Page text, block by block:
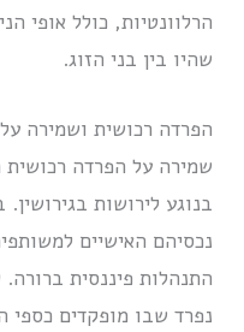
הרלוונטיות, כולל אופי
שהיו בין בני הזוג.
הפרדה רכושית ושמירה על
שמירה על הפרדה רכושית
בנוגע לירושות בגירושין.
נכסיהם האישיים
התנהלות פיננסית
נפרד שבו מופקדים כספי